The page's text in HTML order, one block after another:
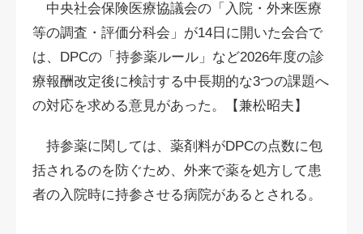
中央社会保険医療協議会の「入院・外来医療
等の調査・評価分科会」が14日に開いた会合で
は、DPCの「持参薬ルール」など2026年度の診
療報酬改定後に検討する中長期的な3つの課題へ
の対応を求める意見があった。【兼松昭夫】
持参薬に関しては、薬剤料がDPCの点数に包
括されるのを防ぐため、外来で薬を処方して患
者の入院時に持参させる病院があるとされる。